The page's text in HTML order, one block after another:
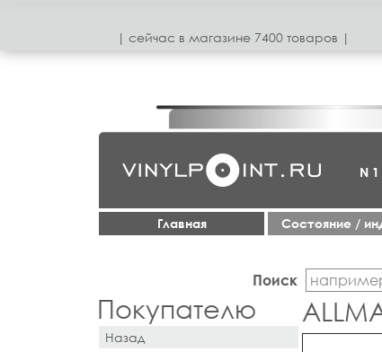
| сeйчас в магазинe 7400 товаров |
N
Главная Cостояние /
Поиск
Покупателю
Назад